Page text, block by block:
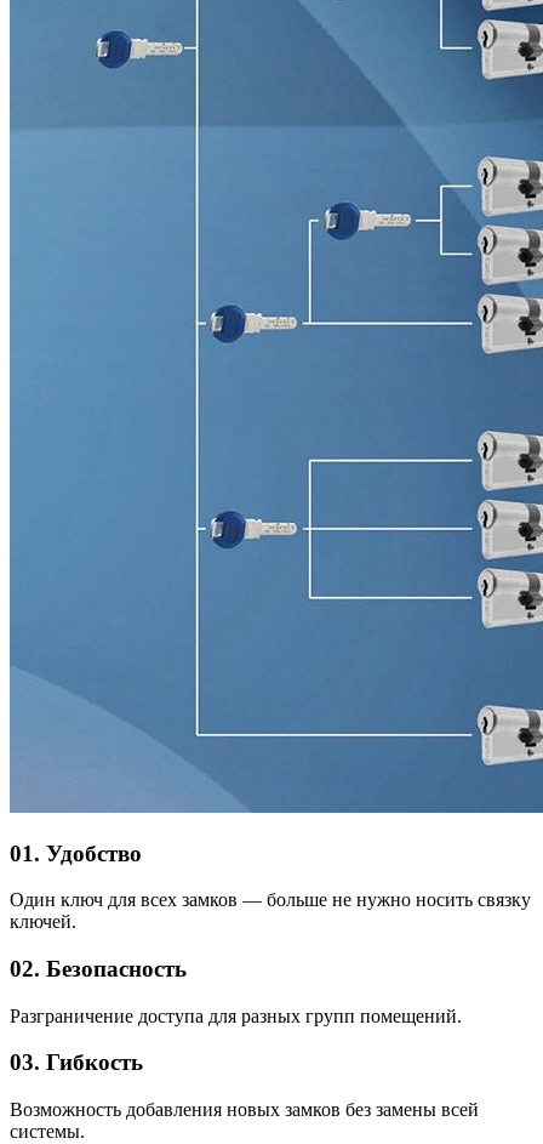
01. Удобство
Один ключ для всех замков — больше не нужно носить связку
ключей.
02. Безопасность
Разграничение доступа для разных групп помещений.
03. Гибкость
Возможность добавления новых замков без замены всей
системы.